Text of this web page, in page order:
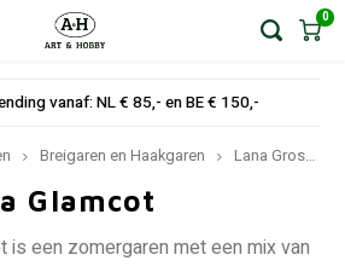
0
vanaf: NL € 85,- en BE € 150,-
Breigaren en Haakgaren Lana Grossa
Glamcot
is een zomergaren met een mix van